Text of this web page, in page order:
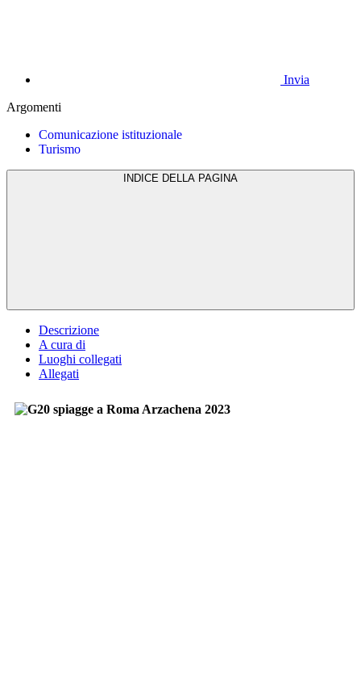
Invia
Argomenti
Comunicazione istituzionale
Turismo
Descrizione
A cura di
Luoghi collegati
Allegati